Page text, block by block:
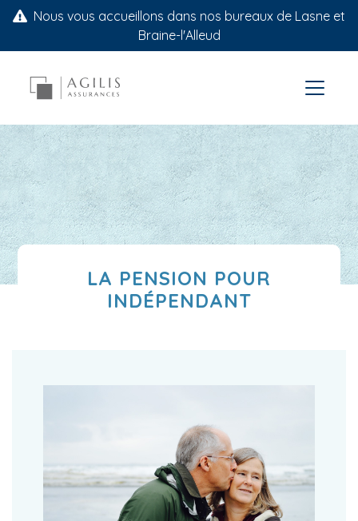
Nous vous accueillons dans nos bureaux de Lasne et
Braine-l'Alleud
LA PENSION POUR
INDÉPENDANT